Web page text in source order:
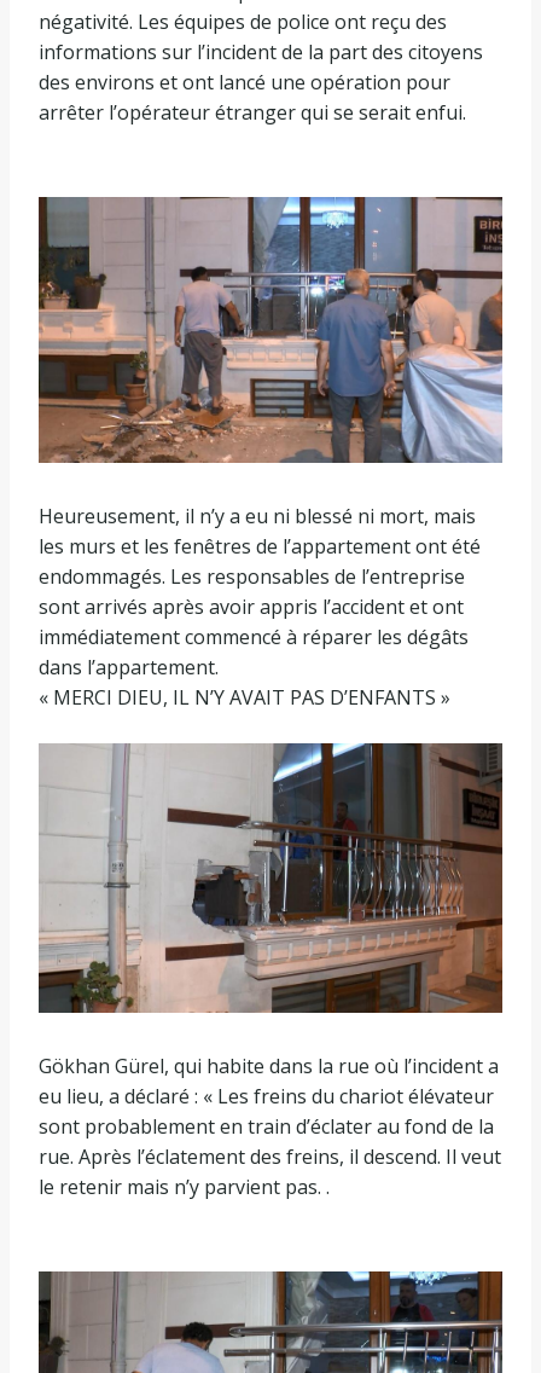
négativité. Les équipes de police ont reçu des
informations sur l’incident de la part des citoyens
des environs et ont lancé une opération pour
arrêter l’opérateur étranger qui se serait enfui.
Heureusement, il n’y a eu ni blessé ni mort, mais
les murs et les fenêtres de l’appartement ont été
endommagés. Les responsables de l’entreprise
sont arrivés après avoir appris l’accident et ont
immédiatement commencé à réparer les dégâts
dans l’appartement.
« MERCI DIEU, IL N’Y AVAIT PAS D’ENFANTS »
Gökhan Gürel, qui habite dans la rue où l’incident a
eu lieu, a déclaré : « Les freins du chariot élévateur
sont probablement en train d’éclater au fond de la
rue. Après l’éclatement des freins, il descend. Il veut
le retenir mais n’y parvient pas. .